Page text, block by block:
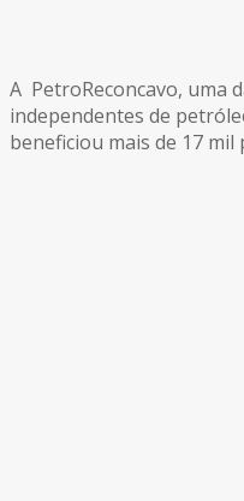
A PetroReconcavo, uma
independentes de
beneficiou mais de 17 mil